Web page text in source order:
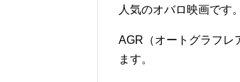
人気のオバロ映画です。
AGR（オートグラフレ
ます。